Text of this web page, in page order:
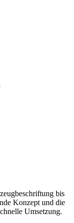
bis
Konzept und die
Umsetzung.